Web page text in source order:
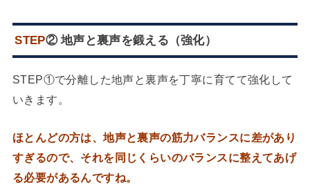
STEP② 地声と裏声を鍛える（強化）
STEP①で分離した地声と裏声を丁寧に育てて強化して
いきます。
ほとんどの方は、地声と裏声の筋力バランスに差があり
すぎるので、それを同じくらいのバランスに整えてあげ
る必要があるんですね。